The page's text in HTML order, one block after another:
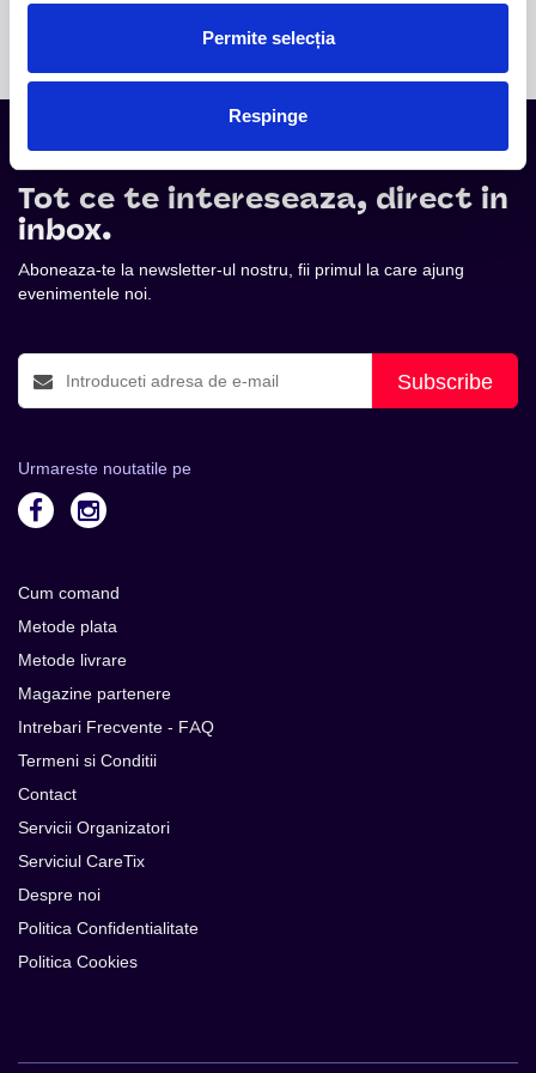
Permite selecția
Respinge
Tot ce te intereseaza, direct in
inbox.
Aboneaza-te la newsletter-ul nostru, fii primul la care ajung
evenimentele noi.
Subscribe
Urmareste noutatile pe
Cum comand
Metode plata
Metode livrare
Magazine partenere
Intrebari Frecvente - FAQ
Termeni si Conditii
Contact
Servicii Organizatori
Serviciul CareTix
Despre noi
Politica Confidentialitate
Politica Cookies